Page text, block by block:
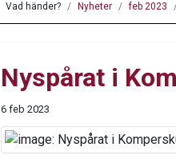
Vad händer? Nyheter feb 2023
Nyspårat i
6 feb 2023